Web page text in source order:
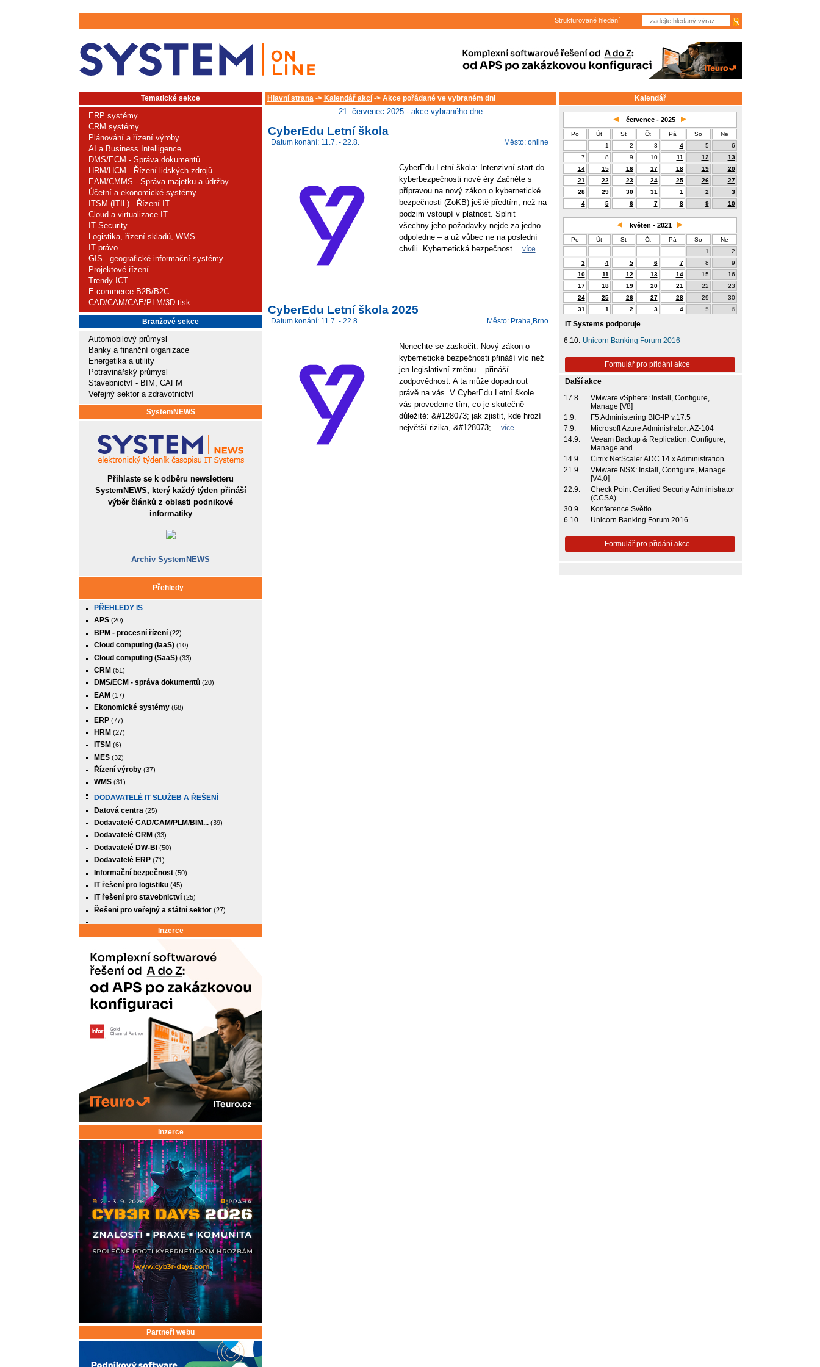
Strukturované hledání
Tematické sekce
ERP systémy
CRM systémy
Plánování a řízení výroby
AI a Business Intelligence
DMS/ECM - Správa dokumentů
HRM/HCM - Řízení lidských zdrojů
EAM/CMMS - Správa majetku a údržby
Účetní a ekonomické systémy
ITSM (ITIL) - Řízení IT
Cloud a virtualizace IT
IT Security
Logistika, řízení skladů, WMS
IT právo
GIS - geografické informační systémy
Projektové řízení
Trendy ICT
E-commerce B2B/B2C
CAD/CAM/CAE/PLM/3D tisk
Branžové sekce
Automobilový průmysl
Banky a finanční organizace
Energetika a utility
Potravinářský průmysl
Stavebnictví - BIM, CAFM
Veřejný sektor a zdravotnictví
SystemNEWS
Přihlaste se k odběru newsletteru
SystemNEWS, který každý týden přináší
výběr článků z oblasti podnikové
informatiky
Archiv SystemNEWS
Přehledy
PŘEHLEDY IS
APS(20)
BPM - procesní řízení(22)
Cloud computing (IaaS)(10)
Cloud computing (SaaS)(33)
CRM (51)
DMS/ECM - správa dokumentů(20)
EAM (17)
Ekonomické systémy(68)
ERP(77)
HRM (27)
ITSM (6)
MES(32)
Řízení výroby(37)
WMS(31)
DODAVATELÉ IT SLUŽEB A ŘEŠENÍ
Datová centra (25)
Dodavatelé CAD/CAM/PLM/BIM...(39)
Dodavatelé CRM (33)
Dodavatelé DW-BI (50)
Dodavatelé ERP(71)
Informační bezpečnost(50)
IT řešení pro logistiku(45)
IT řešení pro stavebnictví(25)
Řešení pro veřejný a státní sektor(27)
Inzerce
Inzerce
Partneři webu
Hlavní strana-> Kalendář akcí-> Akce pořádané ve vybraném dni
21. červenec 2025 - akce vybraného dne
CyberEdu Letní škola
Datum konání: 11.7. - 22.8. Město: online
CyberEdu Letní škola: Intenzivní start do
kyberbezpečnosti nové éry Začněte s
přípravou na nový zákon o kybernetické
bezpečnosti (ZoKB) ještě předtím, než na
podzim vstoupí v platnost. Splnit
všechny jeho požadavky nejde za jedno
odpoledne – a už vůbec ne na poslední
chvíli. Kybernetická bezpečnost... více
CyberEdu Letní škola 2025
Datum konání: 11.7. - 22.8. Město: Praha,Brno
Nenechte se zaskočit. Nový zákon o
kybernetické bezpečnosti přináší víc než
jen legislativní změnu – přináší
zodpovědnost. A ta může dopadnout
právě na vás. V CyberEdu Letní škole
vás provedeme tím, co je skutečně
důležité: &#128073; jak zjistit, kde hrozí
největší rizika, &#128073;... více
Kalendář
červenec - 2025
Po Út St Čt Pá So
Ne
1
2 3 4 5
6
7
8 9 10 11 12
13
14
15 16 17 18 19
20
21
22 23 24 25 26
27
28
29 30 31 1 2
3
4
5 6 7 8 9 10
květen - 2021
Po Út St Čt Pá So
Ne
1
2
3
4 5 6 7 8
9
10
11 12 13 14 15
16
17
18 19 20 21 22
23
24
25 26 27 28 29
30
31
1 2 3 4 5 6
IT Systems podporuje
6.10. Unicorn Banking Forum 2016
Formulář pro přidání akce
Další akce
17.8.
VMware vSphere: Install, Configure,
Manage [V8]
1.9.
F5 Administering BIG-IP v.17.5
7.9.
Microsoft Azure Administrator: AZ-104
14.9.
Veeam Backup & Replication: Configure,
Manage and...
14.9.
Citrix NetScaler ADC 14.x Administration
21.9.
VMware NSX: Install, Configure, Manage
[V4.0]
22.9.
Check Point Certified Security Administrator
(CCSA)...
30.9.
Konference Světlo
6.10.
Unicorn Banking Forum 2016
Formulář pro přidání akce